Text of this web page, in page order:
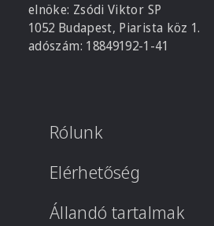
elnöke: Zsódi Viktor SP
1052 Budapest, Piarista köz 1.
adószám: 18849192-1-41
Rólunk
Elérhetőség
Állandó tartalmak